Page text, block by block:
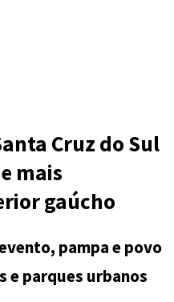
Cruz do Sul
mais
gaúcho
pampa e povo
e parques urbanos